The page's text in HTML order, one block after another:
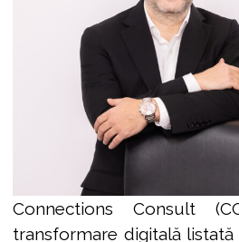
Connections Consult
transformare digitală listată